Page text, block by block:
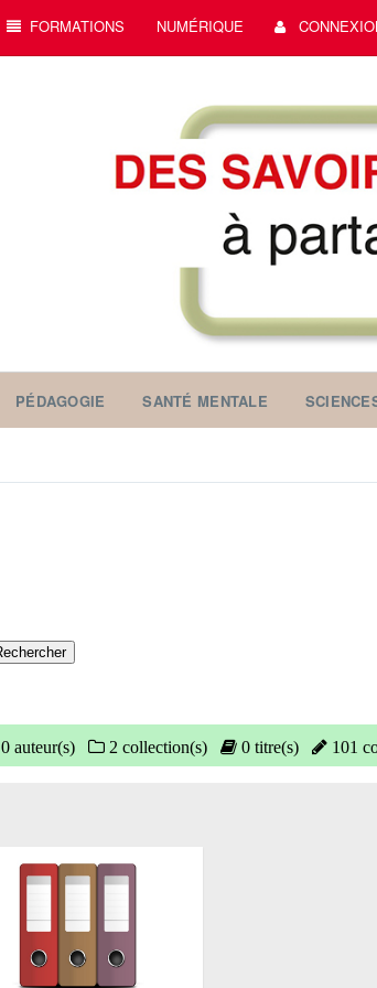
FORMATIONS NUMÉRIQUE
PÉDAGOGIE SANTÉ MENTALE
0 auteur(s) 2 collection(s) 0 titre(s) 101